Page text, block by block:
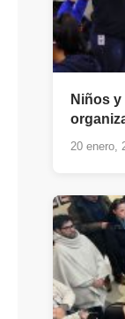
Niños
20 enero,